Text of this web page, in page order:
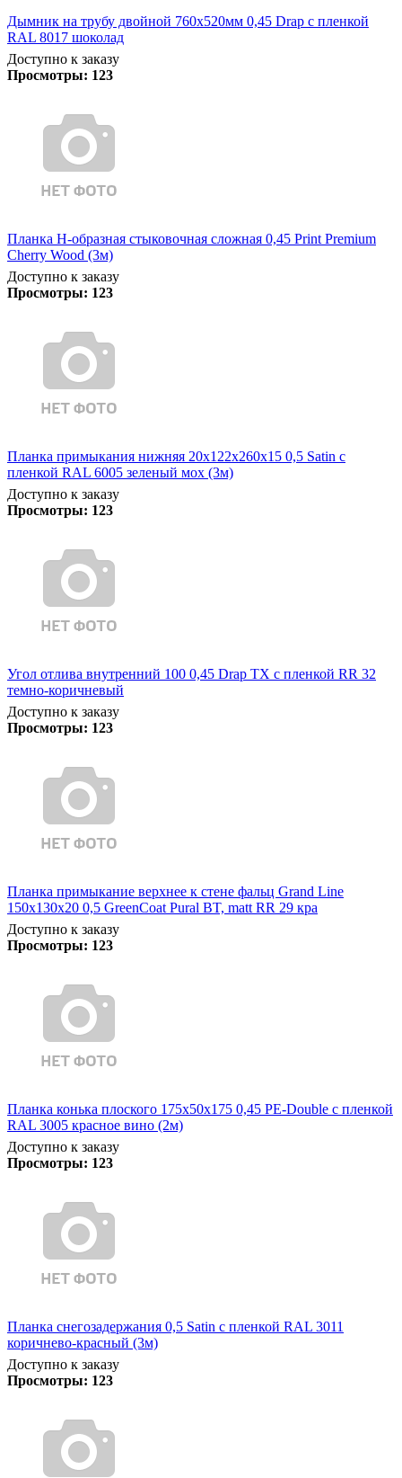
Дымник на трубу двойной 760х520мм 0,45 Drap с пленкой
RAL 8017 шоколад
Доступно к заказу
Просмотры: 123
Планка Н-образная стыковочная сложная 0,45 Print Premium
Cherry Wood (3м)
Доступно к заказу
Просмотры: 123
Планка примыкания нижняя 20х122х260х15 0,5 Satin с
пленкой RAL 6005 зеленый мох (3м)
Доступно к заказу
Просмотры: 123
Угол отлива внутренний 100 0,45 Drap TX с пленкой RR 32
темно-коричневый
Доступно к заказу
Просмотры: 123
Планка примыкание верхнее к стене фальц Grand Line
150х130х20 0,5 GreenCoat Pural BT, matt RR 29 кра
Доступно к заказу
Просмотры: 123
Планка конька плоского 175х50х175 0,45 PE-Double с пленкой
RAL 3005 красное вино (2м)
Доступно к заказу
Просмотры: 123
Планка снегозадержания 0,5 Satin с пленкой RAL 3011
коричнево-красный (3м)
Доступно к заказу
Просмотры: 123